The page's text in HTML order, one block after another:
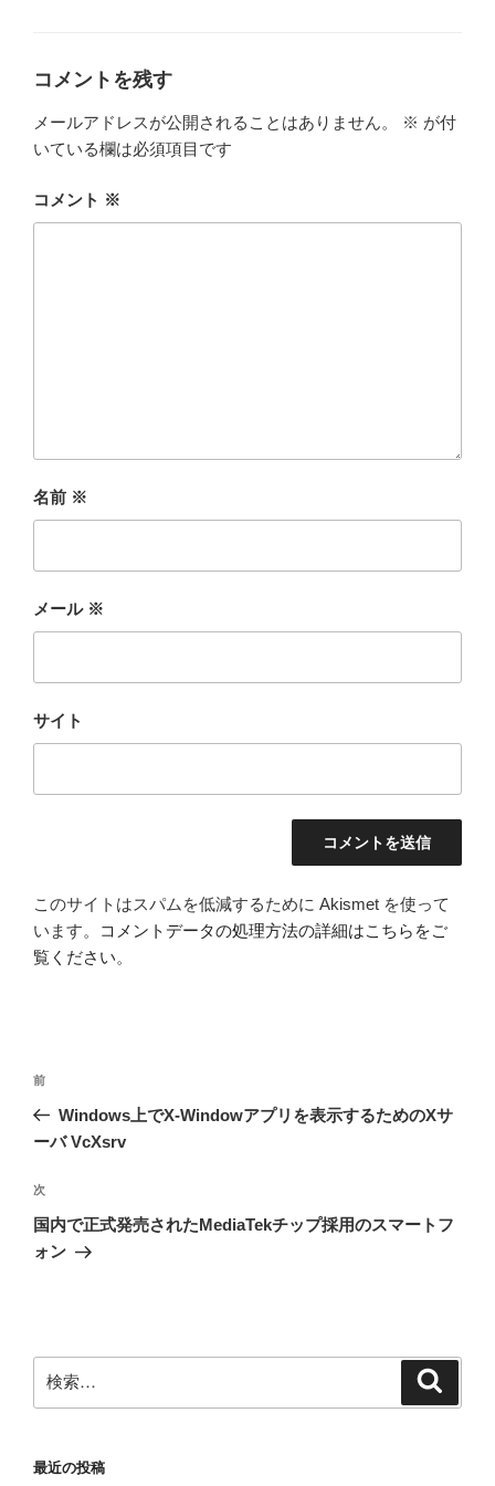
コメントを残す
メールアドレスが公開されることはありません。 ※ が付
いている欄は必須項目です
コメント ※
名前 ※
メール ※
サイト
このサイトはスパムを低減するために Akismet を使って
います。
コメントデータの処理方法の詳細はこちらをご
覧ください。
投
ゲ
ー
シ
前
の
前
Windows上でX-Windowアプリを表示するためのXサ
ーバ VcXsrv
次
の
投
次
国内で正式発売されたMediaTekチップ採用のスマートフ
ォン
索:
最近の投稿